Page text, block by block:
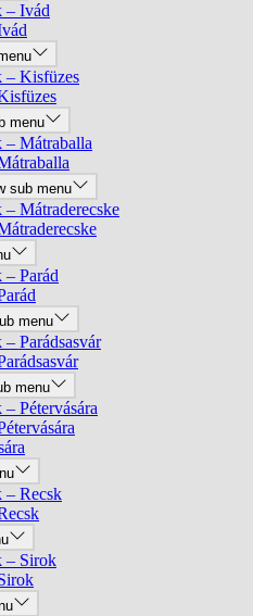
– Ivád
– Kisfüzes
menu
– Mátraballa
sub menu
– Mátraderecske
– Parád
menu
Parádsasvár
menu
– Pétervására
– Recsk
– Sirok